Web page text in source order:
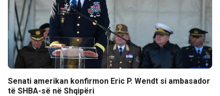
Senati amerikan konfirmon Eric P. Wendt si ambasador
të SHBA-së në Shqipëri